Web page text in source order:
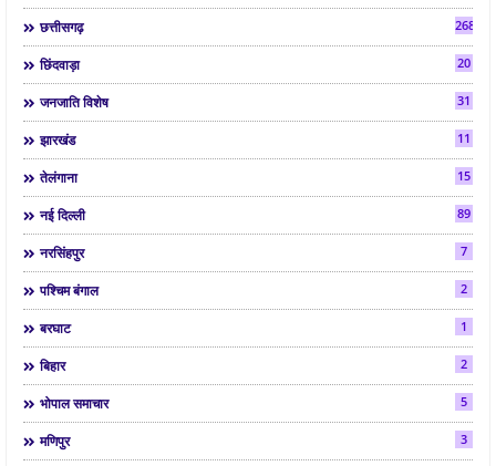
छत्तीसगढ़ 268
छिंदवाड़ा 20
जनजाति विशेष 31
झारखंड 11
तेलंगाना 15
नई दिल्ली 89
नरसिंहपुर 7
पश्चिम बंगाल 2
बरघाट 1
बिहार 2
भोपाल समाचार 5
मणिपुर 3